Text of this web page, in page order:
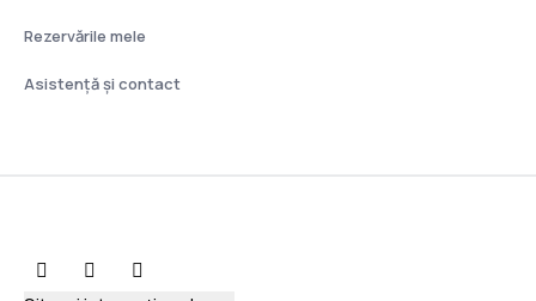
Rezervările mele
Asistenţă şi contact